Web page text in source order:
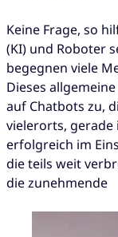
Keine Frage, so
(KI) und Roboter
begegnen viele
Dieses
auf Chatbots zu,
vielerorts, gerade
erfolgreich im
die teils weit
die zunehmende